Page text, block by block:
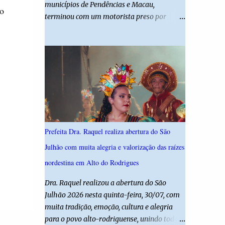
desta edição reforça o compromisso da
administração da Prefeita Dra. Raquel com o
populares em uma festa segura, org...
municípios de Pendências e Macau,
terminou com um motorista preso por
acordo com a Polícia Militar, o condutor
apresentava evidentes sinais de embriaguez
no momento da ocorrência. Ele foi
encaminhado à delegacia, onde foi autuado
em flagrante. O exame pericial para
confirmar a concentração de álcool no
organismo ainda está em andamento. A
vítima é um menino de 11 anos, que sofreu
ferimentos graves no acidente. Após os
primeiros atendimentos, ele foi entubado e
para o Hospital Monsenhor Walfredo
Gurgel, em Natal, onde permanece internado
sob cuidados médicos especializados.
Segundo informações da Polícia Militar, a
Prefeita Dra. Raquel realiza abertura do São
Julhão com muita alegria e valorização das raízes
nordestina em Alto do Rodrigues
Dra. Raquel realizou a abertura do São
Julhão 2026 nesta quinta-feira, 30/07, com
muita tradição, emoção, cultura e alegria
para o povo alto-rodriguense, unindo todas